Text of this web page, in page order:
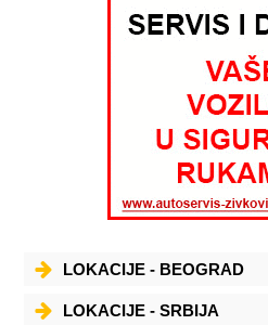
LOKACIJE - BEOGRAD
LOKACIJE - SRBIJA